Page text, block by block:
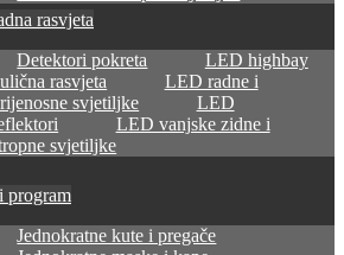
rasvjeta
Detektori pokreta
LED highbay
rasvjeta
LED radne i
svjetiljke
LED
LED vanjske zidne i
svjetiljke
program
Jednokratne kute i pregače